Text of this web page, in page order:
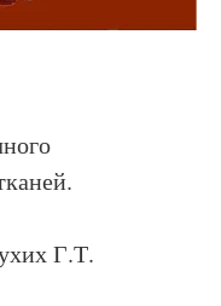
Г.Т.